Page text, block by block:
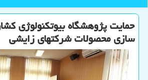
حمایت پژوهشگاه بیوتكنولوژی
سازی محصولات شركتهای زایشی